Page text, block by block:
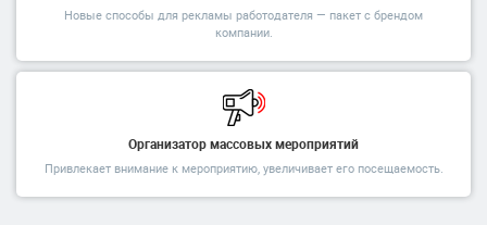
Новые способы для рекламы работодателя — пакет с брендом
компании.
Организатор массовых мероприятий
Привлекает внимание к мероприятию, увеличивает его посещаемость.